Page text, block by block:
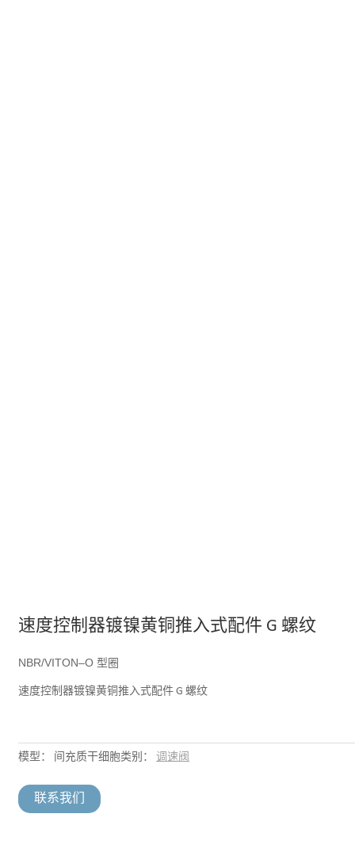
速度控制器镀镍黄铜推入式配件 G 螺纹
NBR/VITON–O 型圈
速度控制器镀镍黄铜推入式配件 G 螺纹
模型： 间充质干细胞类别： 调速阀
联系我们